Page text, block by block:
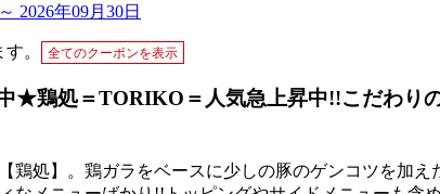
2026年09月30日
。 全てのクーポンを表示
★鶏処＝TORIKO＝人気急上昇中!!こだわり
鶏処】。鶏ガラをベースに少しの豚のゲンコツを加